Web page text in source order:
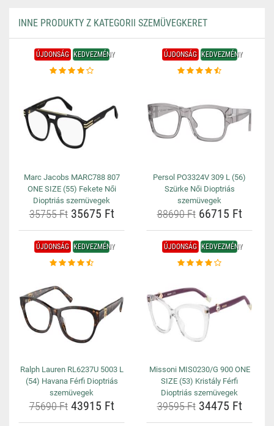
INNE PRODUKTY Z KATEGORII SZEMÜVEGKERET
ÚJDONSÁG KEDVEZMÉNY
Marc Jacobs MARC788 807
ONE SIZE (55) Fekete Női
Dioptriás szemüvegek
35755 Ft35675 Ft
ÚJDONSÁG KEDVEZMÉNY
Persol PO3324V 309 L (56)
Szürke Női Dioptriás
szemüvegek
88690 Ft66715 Ft
ÚJDONSÁG KEDVEZMÉNY
Ralph Lauren RL6237U 5003 L
(54) Havana Férfi Dioptriás
szemüvegek
75690 Ft43915 Ft
ÚJDONSÁG KEDVEZMÉNY
Missoni MIS0230/G 900 ONE
SIZE (53) Kristály Férfi
Dioptriás szemüvegek
39595 Ft34475 Ft